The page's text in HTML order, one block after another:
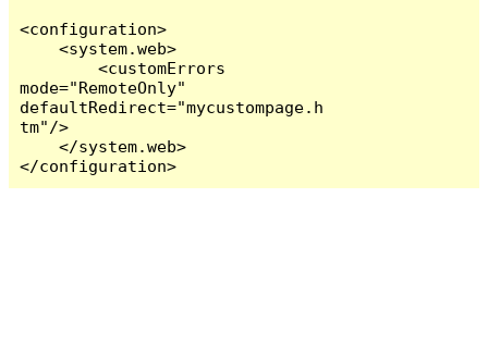
<configuration>
    <system.web>
        <customErrors
mode="RemoteOnly"
defaultRedirect="mycustompage.h
tm"/>
    </system.web>
</configuration>